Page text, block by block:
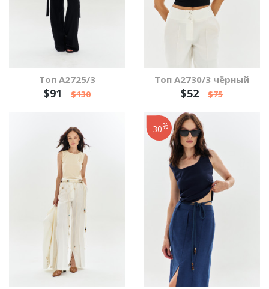
Топ А2725/3
$91 $130
Топ А2730/3 чёрный
$52 $75
-30%